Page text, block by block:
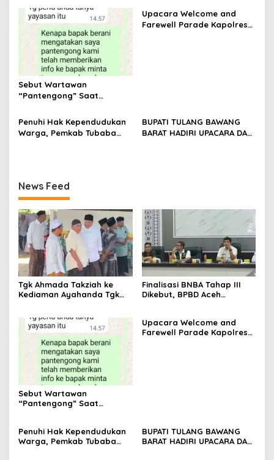
Penghulu untuk Vervali
Stimulan Rumah
Sebut Wartawan
“Pantengong” Saat
Diduga Langgar Hukum &
Etika, DPR‑Provinsi,
Gubernur dan PLLDA
Upacara Welcome and
Farewell Parade Kapolres
Penuhi Hak Kependudukan
Warga, Pemkab Tubaba
BUPATI TULANG BAWANG
BARAT HADIRI UPACARA DAN
News Feed
Tgk Ahmada Takziah ke
Kediaman Ayahanda Tgk
Finalisasi BNBA Tahap III
Dikebut, BPBD Aceh
Stimulan Rumah
Sebut Wartawan
“Pantengong” Saat
Etika, DPR‑Provinsi,
Gubernur dan PLLDA
Upacara Welcome and
Farewell Parade Kapolres
Penuhi Hak Kependudukan
Warga, Pemkab Tubaba
BUPATI TULANG BAWANG
BARAT HADIRI UPACARA DAN